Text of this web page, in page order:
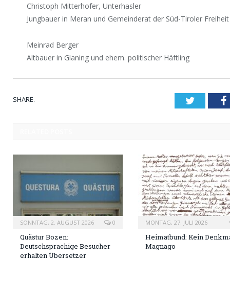
Christoph Mitterhofer, Unterhasler
Jungbauer in Meran und Gemeinderat der Süd-Tiroler Freiheit
Meinrad Berger
Altbauer in Glaning und ehem. politischer Häftling
SHARE. Twitter
SONNTAG, 2. AUGUST 2026 0
Quästur Bozen:
Deutschsprachige Besucher
erhalten Übersetzer
MONTAG, 27. JULI 2026
Heimatbund: Kein
Magnago